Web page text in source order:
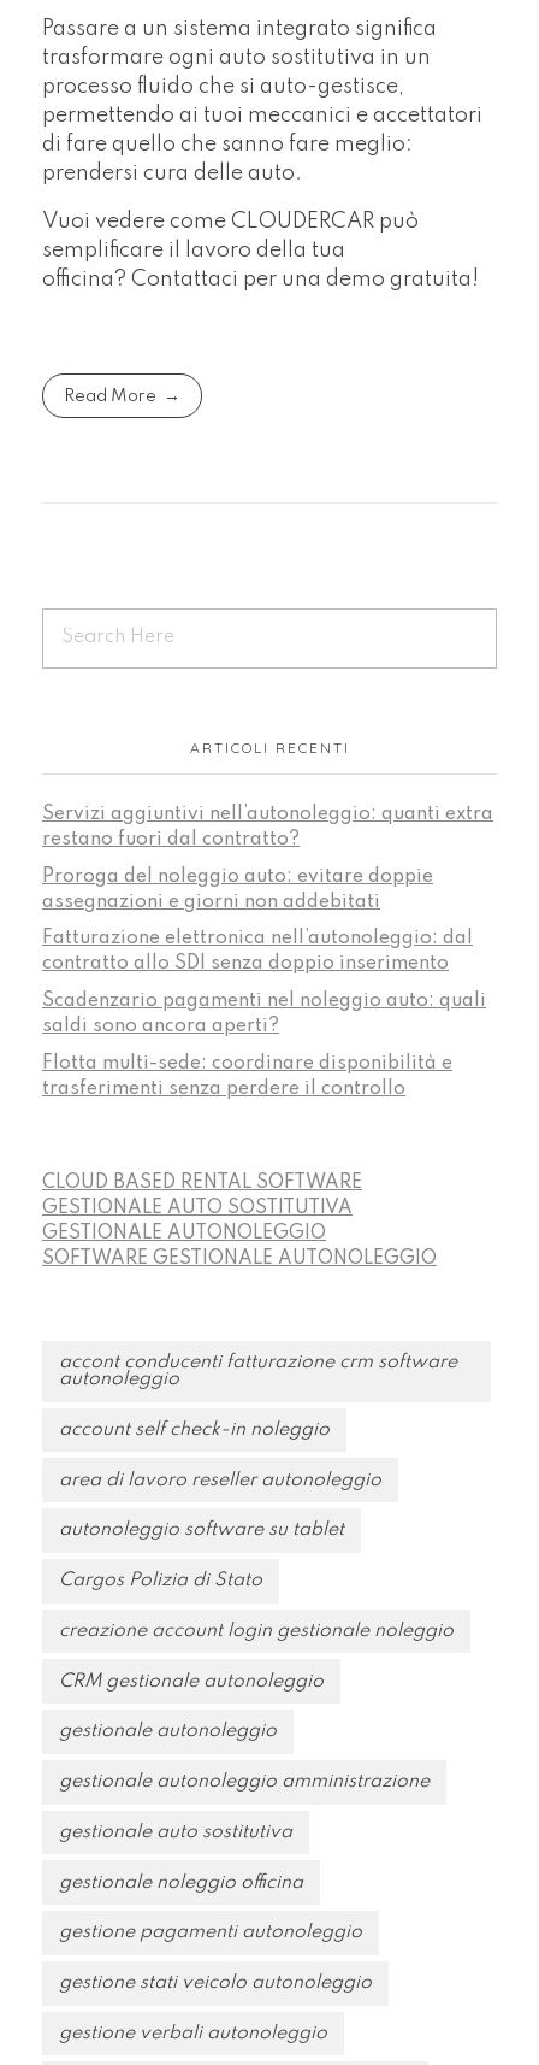
Passare a un sistema integrato significa
trasformare ogni auto sostitutiva in un
processo fluido che si auto-gestisce,
permettendo ai tuoi meccanici e accettatori
di fare quello che sanno fare meglio:
prendersi cura delle auto.
Vuoi vedere come CLOUDERCAR può
semplificare il lavoro della tua
officina? Contattaci per una demo gratuita!
Read More
ARTICOLI RECENTI
Servizi aggiuntivi nell’autonoleggio: quanti extra
restano fuori dal contratto?
Proroga del noleggio auto: evitare doppie
assegnazioni e giorni non addebitati
Fatturazione elettronica nell’autonoleggio: dal
contratto allo SDI senza doppio inserimento
Scadenzario pagamenti nel noleggio auto: quali
saldi sono ancora aperti?
Flotta multi-sede: coordinare disponibilità e
trasferimenti senza perdere il controllo
CLOUD BASED RENTAL SOFTWARE
GESTIONALE AUTO SOSTITUTIVA
GESTIONALE AUTONOLEGGIO
SOFTWARE GESTIONALE AUTONOLEGGIO
accont conducenti fatturazione crm software
autonoleggio
account self check-in noleggio
area di lavoro reseller autonoleggio
autonoleggio software su tablet
Cargos Polizia di Stato
creazione account login gestionale noleggio
CRM gestionale autonoleggio
gestionale autonoleggio
gestionale autonoleggio amministrazione
gestionale auto sostitutiva
gestionale noleggio officina
gestione pagamenti autonoleggio
gestione stati veicolo autonoleggio
gestione verbali autonoleggio